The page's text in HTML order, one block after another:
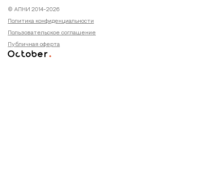
© АПНИ 2014-2026
Политика конфиденциальности
Пользовательское соглашение
Публичная оферта